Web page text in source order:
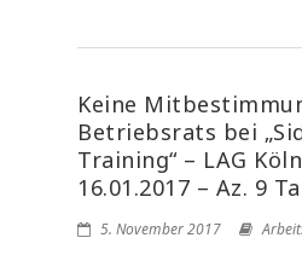
Keine
Betriebsrats bei
Training“ – LAG
16.01.2017 – Az. 9
5. November 2017